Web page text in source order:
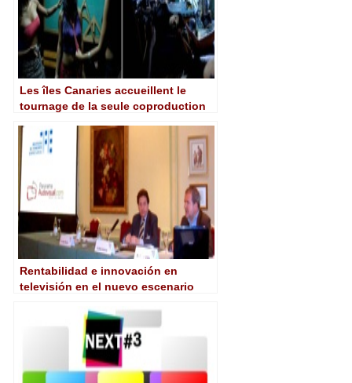
Les îles Canaries accueillent le
tournage de la seule coproduction
Rentabilidad e innovación en
televisión en el nuevo escenario